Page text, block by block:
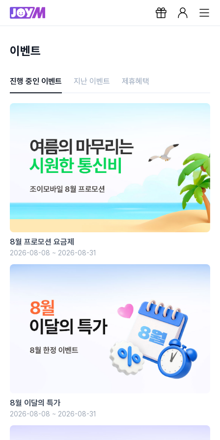
이벤트
진행 중인 이벤트 지난 이벤트 제휴혜택
8월 프로모션 요금제
2026-08-08 ~ 2026-08-31
8월 이달의 특가
2026-08-08 ~ 2026-08-31